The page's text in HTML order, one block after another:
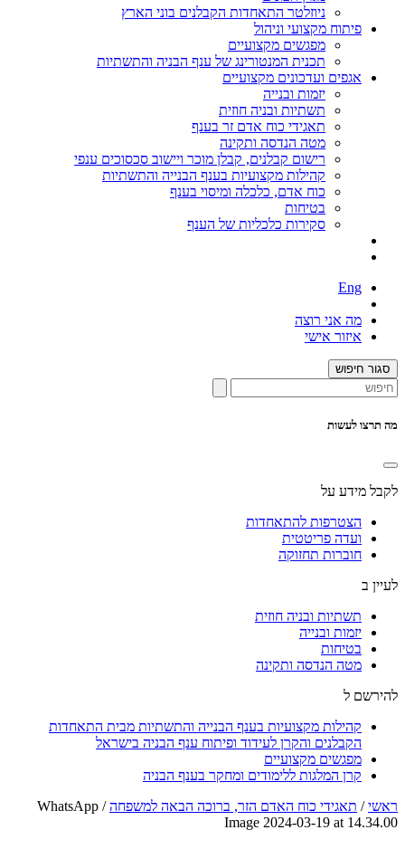
ניוזלטר התאחדות הקבלנים בוני הארץ
פיתוח מקצועי וניהול
מפגשים מקצועיים
תכנית המנטורינג של ענף הבניה והתשתיות
אגפים ועדכונים מקצועיים
יזמות ובנייה
תשתיות ובניה חוזית
תאגידי כוח אדם זר בענף
מטה הנדסה ותקינה
רישום קבלנים, קבלן מוכר ויישוב סכסוכים ענפי
קהילות מקצועיות בענף הבנייה והתשתיות
כוח אדם, כלכלה ומיסוי בענף
בטיחות
סקירות כלכליות של הענף
Eng
מה אני רוצה
איזור אישי
סגור חיפוש
מה תרצו לעשות
לקבל מידע על
הצטרפות להתאחדות
ועדה פריטטית
חוברות תחזוקה
לעיין ב
תשתיות ובניה חוזית
יזמות ובנייה
בטיחות
מטה הנדסה ותקינה
להירשם ל
קהילות מקצועיות בענף הבנייה והתשתיות מבית התאחדות
הקבלנים והקרן לעידוד ופיתוח ענף הבניה בישראל
מפגשים מקצועיים
קרן המלגות ללימודים ומחקר בענף הבניה
ראשי/ תאגידי כוח האדם הזר, ברוכה הבאה למשפחה/
WhatsApp
Image 2024-03-19 at 14.34.00